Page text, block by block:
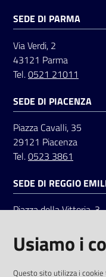
SEDE DI PARMA
Via Verdi, 2
43121 Parma
Tel.0521 21011
SEDE DI PIACENZA
Piazza Cavalli, 35
29121 Piacenza
Tel.0523 3861
SEDE DI REGGIO
Piazza della Vittoria, 3
Tel.0522 7961
Usiamo i
Questo sito utilizza i